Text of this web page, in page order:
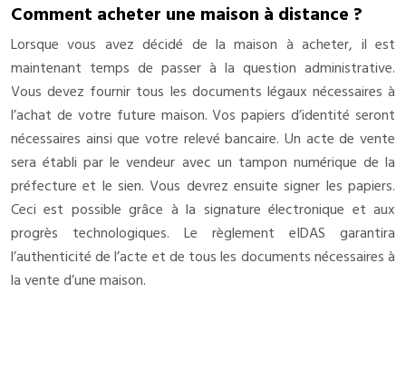
Comment acheter une maison à distance ?
Lorsque vous avez décidé de la maison à acheter, il est
maintenant temps de passer à la question administrative.
Vous devez fournir tous les documents légaux nécessaires à
l’achat de votre future maison. Vos papiers d’identité seront
nécessaires ainsi que votre relevé bancaire. Un acte de vente
sera établi par le vendeur avec un tampon numérique de la
préfecture et le sien. Vous devrez ensuite signer les papiers.
Ceci est possible grâce à la signature électronique et aux
progrès technologiques. Le règlement eIDAS garantira
l’authenticité de l’acte et de tous les documents nécessaires à
la vente d’une maison.